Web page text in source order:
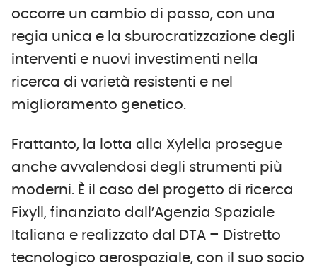
occorre un cambio di passo, con una
regia unica e la sburocratizzazione degli
interventi e nuovi investimenti nella
ricerca di varietà resistenti e nel
miglioramento genetico.
Frattanto, la lotta alla Xylella prosegue
anche avvalendosi degli strumenti più
moderni. È il caso del progetto di ricerca
Fixyll, finanziato dall’Agenzia Spaziale
Italiana e realizzato dal DTA – Distretto
tecnologico aerospaziale, con il suo socio